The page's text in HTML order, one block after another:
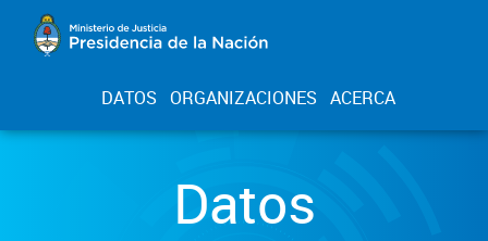
DATOS ORGANIZACIONES ACERCA
Datos